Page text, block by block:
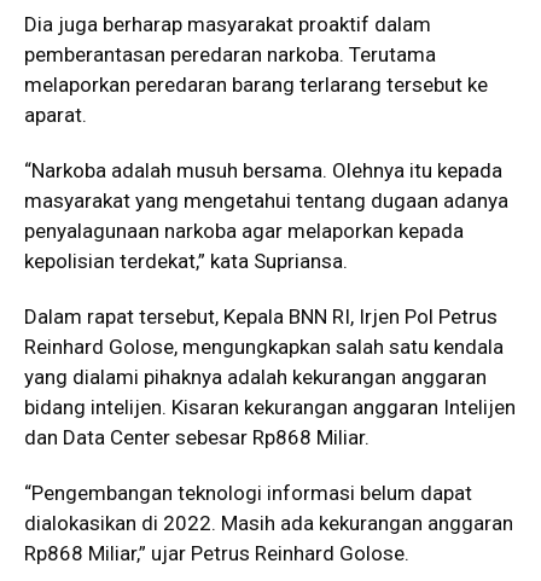
Dia juga berharap masyarakat proaktif dalam
pemberantasan peredaran narkoba. Terutama
melaporkan peredaran barang terlarang tersebut ke
aparat.
“Narkoba adalah musuh bersama. Olehnya itu kepada
masyarakat yang mengetahui tentang dugaan adanya
penyalagunaan narkoba agar melaporkan kepada
kepolisian terdekat,” kata Supriansa.
Dalam rapat tersebut, Kepala BNN RI, Irjen Pol Petrus
Reinhard Golose, mengungkapkan salah satu kendala
yang dialami pihaknya adalah kekurangan anggaran
bidang intelijen. Kisaran kekurangan anggaran Intelijen
dan Data Center sebesar Rp868 Miliar.
“Pengembangan teknologi informasi belum dapat
dialokasikan di 2022. Masih ada kekurangan anggaran
Rp868 Miliar,” ujar Petrus Reinhard Golose.